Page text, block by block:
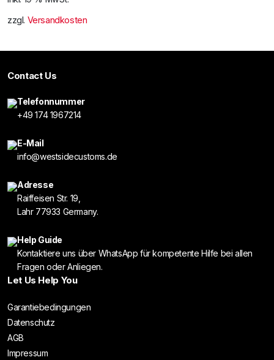
zzgl. Versandkosten
Contact Us
Telefonnummer
+49 174 1967214
E-Mail
info@westsidecustoms.de
Adresse
Raiffeisen Str. 19,
Lahr 77933 Germany.
Help Guide
Kontaktiere uns über WhatsApp für kompetente Hilfe bei allen
Fragen oder Anliegen.
Let Us Help You
Garantiebedingungen
Datenschutz
AGB
Impressum